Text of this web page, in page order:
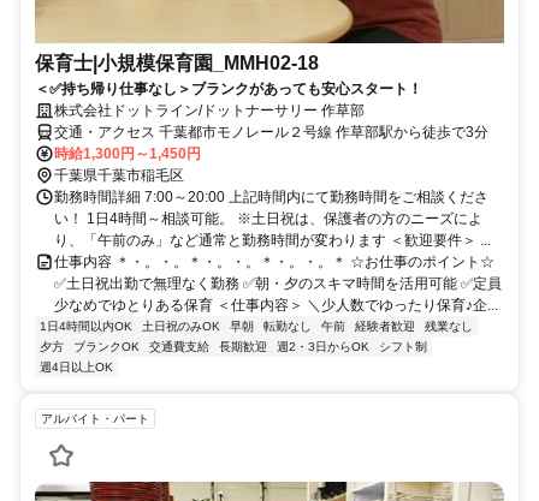
保育士|小規模保育園_MMH02-18
＜✅持ち帰り仕事なし＞ブランクがあっても安心スタート！
株式会社ドットライン/ドットナーサリー 作草部
交通・アクセス 千葉都市モノレール２号線 作草部駅から徒歩で3分
時給1,300円～1,450円
千葉県千葉市稲毛区
勤務時間詳細 7:00～20:00 上記時間内にて勤務時間をご相談くださ
い！ 1日4時間～相談可能。 ※土日祝は、保護者の方のニーズによ
り、「午前のみ」など通常と勤務時間が変わります ＜歓迎要件＞ ...
仕事内容 ＊・。・。＊・。・。＊・。・。＊ ☆お仕事のポイント☆
✅土日祝出勤で無理なく勤務 ✅朝・夕のスキマ時間を活用可能 ✅定員
少なめでゆとりある保育 ＜仕事内容＞ ＼少人数でゆったり保育♪企...
1日4時間以内OK 土日祝のみOK 早朝 転勤なし 午前 経験者歓迎
残業なし
夕方
ブランクOK 交通費支給 長期歓迎 週2・3日からOK
シフト制
週4日以上OK
アルバイト・パート